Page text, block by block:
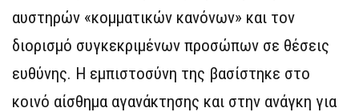
αυστηρών «κομματικών κανόνων» και τον
διορισμό συγκεκριμένων προσώπων σε θέσεις
ευθύνης. Η εμπιστοσύνη της βασίστηκε στο
κοινό αίσθημα αγανάκτησης και στην ανάγκη για